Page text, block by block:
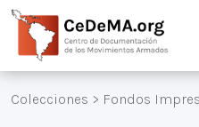
Colecciones > Fondos